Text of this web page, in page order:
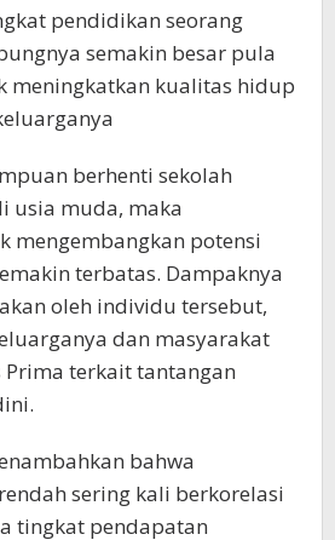
pendidikan seorang
semakin besar pula
meningkatkan kualitas hidup
berhenti sekolah
usia muda, maka
mengembangkan potensi
terbatas. Dampaknya
oleh individu tersebut,
dan masyarakat
Prima terkait tantangan
bahwa
sering kali berkorelasi
tingkat pendapatan